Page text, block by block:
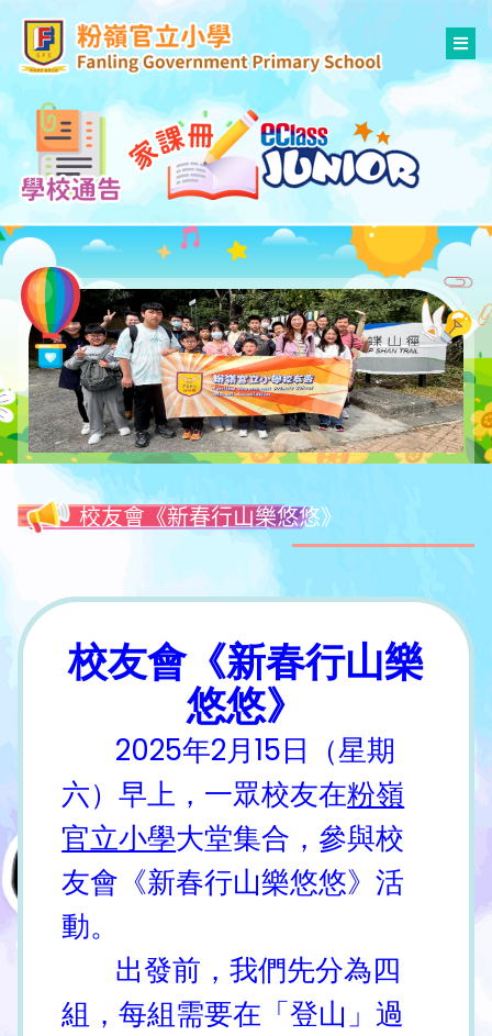
校友會《新春行山樂悠悠》
校友會《新春行山樂
悠悠》
2025年2月15日（星期
六）早上，一眾校友在粉嶺
官立小學大堂集合，參與校
友會《新春行山樂悠悠》活
動。
出發前，我們先分為四
組，每組需要在「登山」過